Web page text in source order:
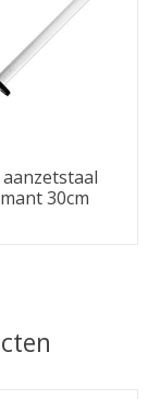
aanzetstaal
30cm